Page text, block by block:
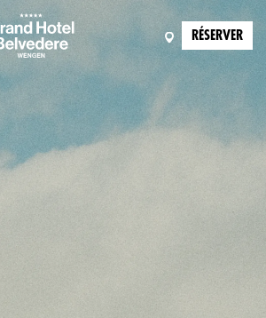
RÉSERVER